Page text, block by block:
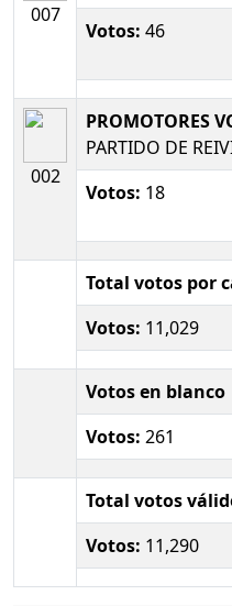
007
Votos: 46
002
PROMOTORES
PARTIDO DE
Votos: 18
Total votos por
Votos: 11,029
Votos en blanco
Votos: 261
Total votos
Votos: 11,290